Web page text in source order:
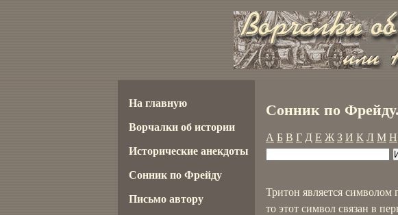
Сонник по
А Б В Г Д Е Ж З И К Л М Н
Тритон является символом
то этот символ связан в
На главную
Ворчалки об истории
Исторические анекдоты
Сонник по Фрейду
Письмо автору